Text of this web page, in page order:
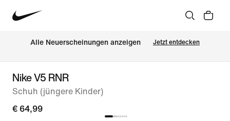
Alle Neuerscheinungen anzeigen Jetzt entdecken
Nike V5 RNR
Schuh (jüngere Kinder)
€ 64,99